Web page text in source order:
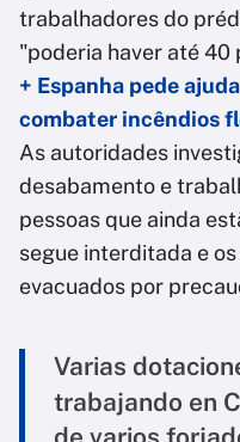
trabalhadores do
"poderia haver até 40
+ Espanha pede
combater incêndios
As autoridades
desabamento e
pessoas que ainda
segue interditada e
evacuados por
Varias
trabajando en